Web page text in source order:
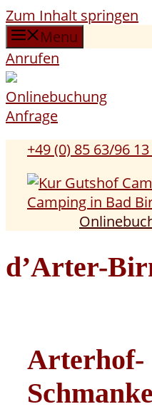
Zum Inhalt springen
Menu
Anrufen
Onlinebuchung
Anfrage
+49 (0) 85 63/96
d’Arter-
Arterhof-